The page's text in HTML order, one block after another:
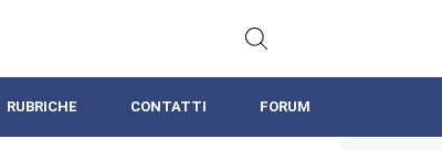
RUBRICHE CONTATTI FORUM